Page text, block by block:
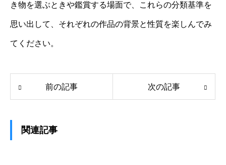
き物を選ぶときや鑑賞する場面で、これらの分類基準を
思い出して、それぞれの作品の背景と性質を楽しんでみ
てください。
前の記事 次の記事
関連記事